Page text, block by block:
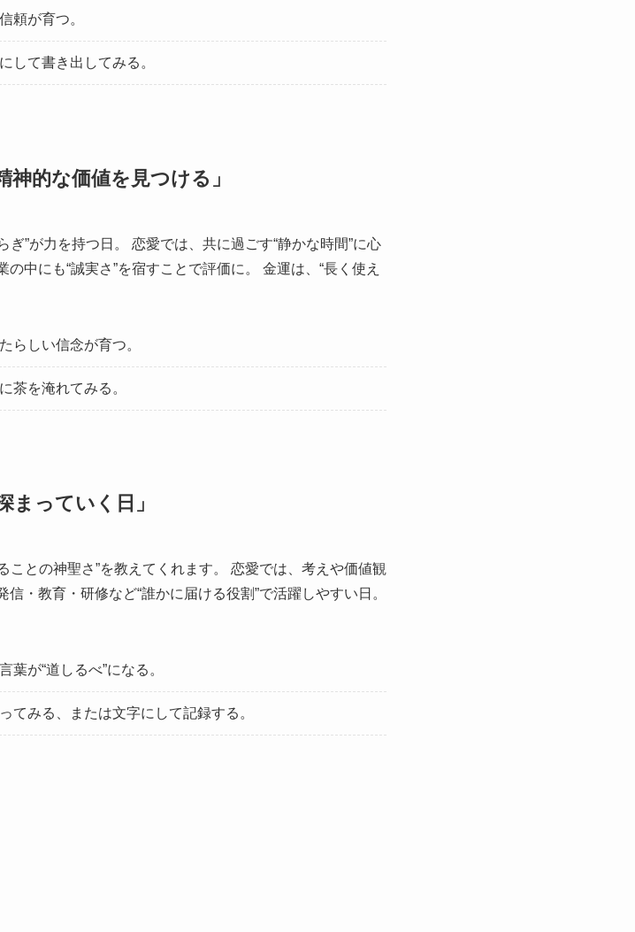
頼が育つ。
して書き出してみる。
的な価値を見つける」
”が力を持つ日。 恋愛では、共に過ごす“静かな時間”に心
中にも“誠実さ”を宿すことで評価に。 金運は、“長く使え
らしい信念が育つ。
茶を淹れてみる。
っていく日」
ことの神聖さ”を教えてくれます。 恋愛では、考えや価値観
・教育・研修など“誰かに届ける役割”で活躍しやすい日。
葉が“道しるべ”になる。
てみる、または文字にして記録する。